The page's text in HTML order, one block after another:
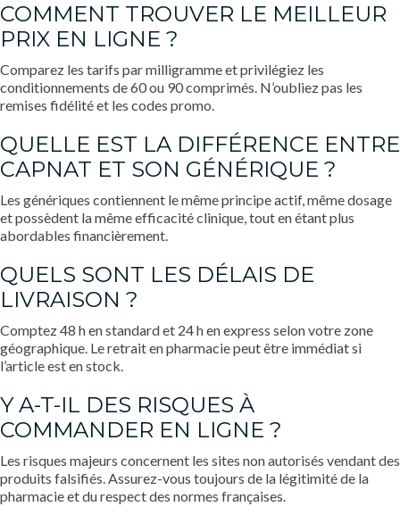
COMMENT TROUVER LE MEILLEUR
PRIX EN LIGNE ?
Comparez les tarifs par milligramme et privilégiez les
conditionnements de 60 ou 90 comprimés. N’oubliez pas les
remises fidélité et les codes promo.
QUELLE EST LA DIFFÉRENCE ENTRE
CAPNAT ET SON GÉNÉRIQUE ?
Les génériques contiennent le même principe actif, même dosage
et possèdent la même efficacité clinique, tout en étant plus
abordables financièrement.
QUELS SONT LES DÉLAIS DE
LIVRAISON ?
Comptez 48 h en standard et 24 h en express selon votre zone
géographique. Le retrait en pharmacie peut être immédiat si
l’article est en stock.
Y A-T-IL DES RISQUES À
COMMANDER EN LIGNE ?
Les risques majeurs concernent les sites non autorisés vendant des
produits falsifiés. Assurez-vous toujours de la légitimité de la
pharmacie et du respect des normes françaises.